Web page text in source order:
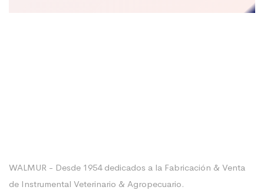
WALMUR - Desde 1954 dedicados a la Fabricación & Venta
de Instrumental Veterinario & Agropecuario.